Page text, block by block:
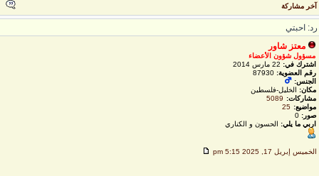
آخر مشاركة
احبتي
معتز شاور
مسؤول شؤون الأعضاء
اشترك في:22 مارس 2014
رقم العضوية:87930
الجنس:
مكان:الخليل-فلسطين
مشاركات:
5089
مواضيع:
25
صور: 0
اربي ما يلي:الحسون و الكناري
الخميس إبريل 17, 2025 5:15 pm